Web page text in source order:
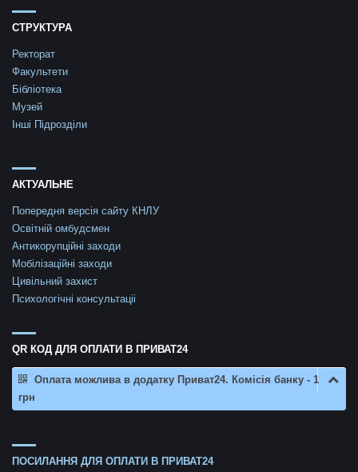
СТРУКТУРА
Ректорат
Факультети
Бібліотека
Музей
Інші Підрозділи
АКТУАЛЬНЕ
Попередня версія сайту КНЛУ
Освітній омбудсмен
Антикорупційні заходи
Мобілізаційні заходи
Цивільний захист
Психологічні консультаціі
QR КОД ДЛЯ ОПЛАТИ В ПРИВАТ24
Оплата можлива в додатку Приват24. Комісія банку - 1
грн
ПОСИЛАННЯ ДЛЯ ОПЛАТИ В ПРИВАТ24